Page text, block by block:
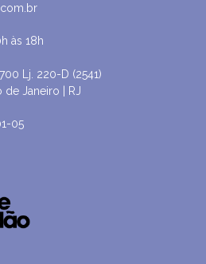
às 18h
Lj. 220-D (2541)
de Janeiro | RJ
05